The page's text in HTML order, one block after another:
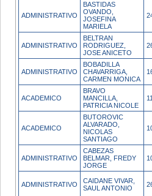
ADMINISTRATIVO
BASTIDAS
OVANDO,
JOSEFINA
MARIELA
ADMINISTRATIVO
BELTRAN
RODRIGUEZ,
JOSE ANICETO
ADMINISTRATIVO
BOBADILLA
CHAVARRIGA,
CARMEN MONICA
ACADEMICO
BRAVO
MANCILLA,
PATRICIA NICOLE
11
ACADEMICO
BUTOROVIC
ALVARADO,
NICOLAS
SANTIAGO
ADMINISTRATIVO
CABEZAS
BELMAR, FREDY
JORGE
ADMINISTRATIVO
CAIDANE VIVAR,
SAUL ANTONIO